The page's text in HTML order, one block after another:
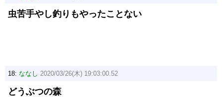
虫苦手やし釣りもやったことない
18: ななし 2020/03/26(木) 19:03:00.52
どうぶつの森